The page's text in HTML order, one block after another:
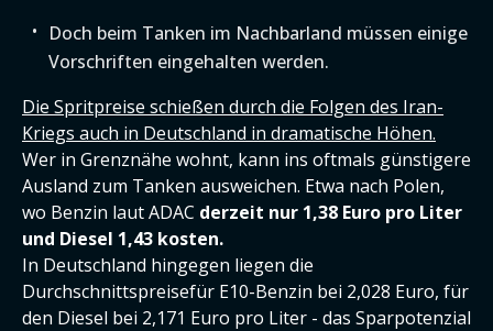
Doch beim Tanken im Nachbarland müssen einige
Vorschriften eingehalten werden.
Die Spritpreise schießen durch die Folgen des Iran-
Kriegs auch in Deutschland in dramatische Höhen.
Wer in Grenznähe wohnt, kann ins oftmals günstigere
Ausland zum Tanken ausweichen. Etwa nach Polen,
wo Benzin laut ADAC derzeit nur 1,38 Euro pro Liter
und Diesel 1,43 kosten.
In Deutschland hingegen liegen die
Durchschnittspreisefür E10-Benzin bei 2,028 Euro, für
den Diesel bei 2,171 Euro pro Liter - das Sparpotenzial